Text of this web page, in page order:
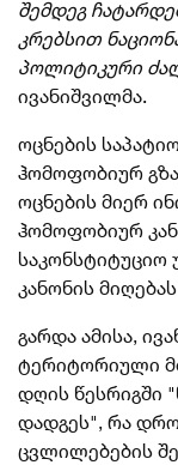
შემდეგ
კრებსით
პოლიტიკური
ივანიშვილმა.
ოცნების
ჰომოფობიურ
ოცნების მიერ
ჰომოფობიურ
საკონსტიტუციო
კანონის
გარდა ამისა,
ტერიტორიული
დღის წესრიგში
დადგეს", რა
ცვლილებების